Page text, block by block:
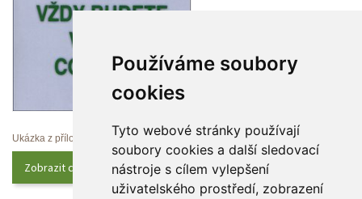
Používáme soubory
cookie
Tyto webové stránky používají
oubory cookies a další sledovací
nástroje s cílem vylepšení
uživatelského prostředí, zobrazení
Ukázka z přílohy
Zobrazit celý obsah